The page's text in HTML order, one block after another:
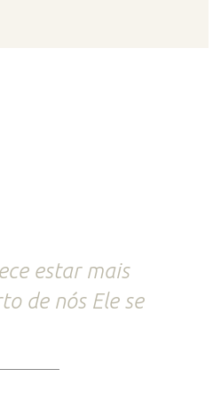
estar mais
de nós Ele se